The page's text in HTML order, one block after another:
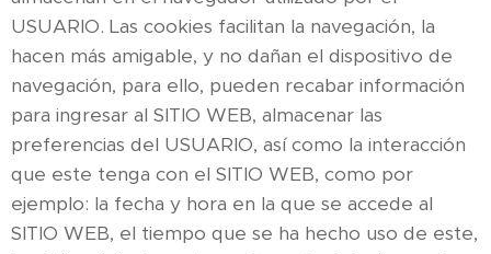
USUARIO. Las cookies facilitan la navegación, la
hacen más amigable, y no dañan el dispositivo de
navegación, para ello, pueden recabar información
para ingresar al SITIO WEB, almacenar las
preferencias del USUARIO, así como la interacción
que este tenga con el SITIO WEB, como por
ejemplo: la fecha y hora en la que se accede al
SITIO WEB, el tiempo que se ha hecho uso de este,